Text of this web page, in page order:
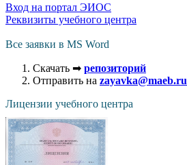
Вход на портал ЭИОС
Реквизиты учебного центра
Все заявки в MS Word
Скачать ➡ репозиторий
Отправить на zayavka@maeb.ru
Лицензии учебного центра